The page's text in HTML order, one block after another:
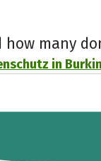
how many
in